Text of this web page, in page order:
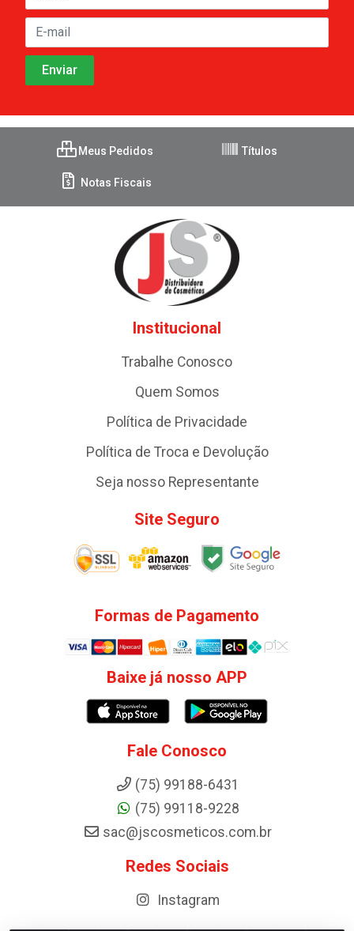
Meus Pedidos Títulos
Notas Fiscais
Institucional
Trabalhe Conosco
Quem Somos
Política de Privacidade
Política de Troca e Devolução
Seja nosso Representante
Site Seguro
Formas de Pagamento
Baixe já nosso APP
Fale Conosco
(75) 99188-6431
(75) 99118-9228
sac@jscosmeticos.com.br
Redes Sociais
Instagram